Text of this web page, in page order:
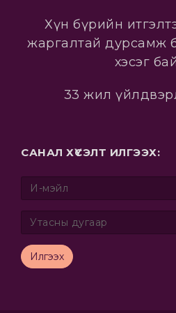
Хүн бүрийн
жаргалтай дурсамж
хэсэг
33 жил
САНАЛ ХҮСЭЛТ ИЛГЭЭХ:
Илгээх